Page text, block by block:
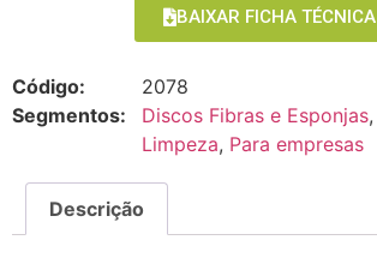
BAIXAR FICHA TÉCNICA
Código:
2078
Segmentos:
Discos Fibras e Esponjas,
Limpeza, Para empresas
Descrição